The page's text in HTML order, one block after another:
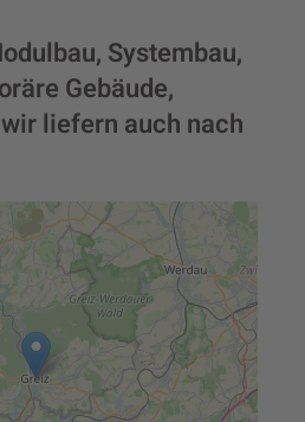
Systembau,
Gebäude,
liefern auch nach